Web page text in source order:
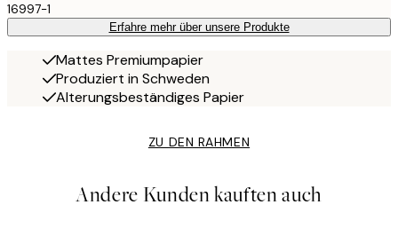
16997-1
Erfahre mehr über unsere Produkte
Mattes Premiumpapier
Produziert in Schweden
Alterungsbeständiges Papier
ZU DEN RAHMEN
Andere Kunden kauften auch